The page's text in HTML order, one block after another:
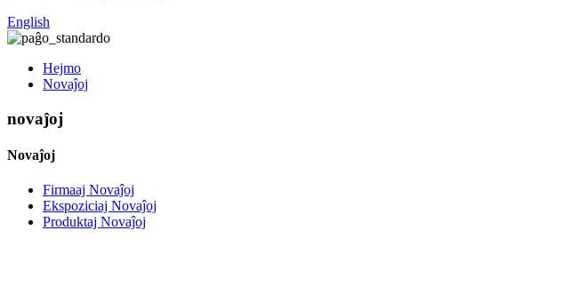
English
Hejmo
Novaĵoj
novaĵoj
Novaĵoj
Firmaaj Novaĵoj
Ekspoziciaj Novaĵoj
Produktaj Novaĵoj